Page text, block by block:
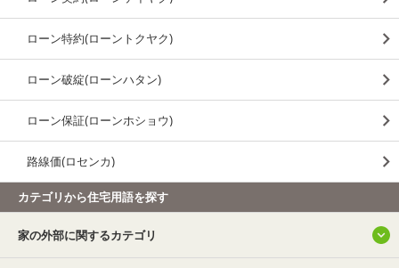
ローン特約(ローントクヤク)
ローン破綻(ローンハタン)
ローン保証(ローンホショウ)
路線価(ロセンカ)
カテゴリから住宅用語を探す
家の外部に関するカテゴリ